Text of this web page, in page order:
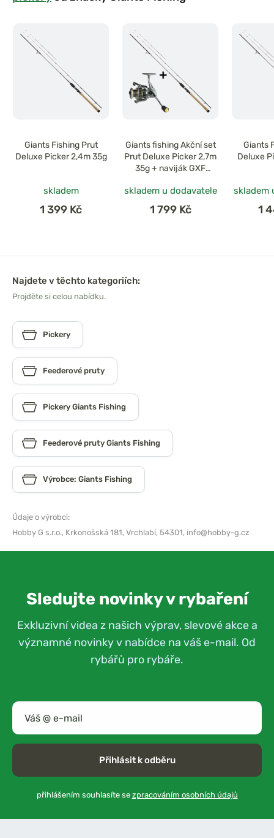
Giants Fishing Prut
Deluxe Picker 2,4m 35g
skladem
1 399 Kč
Giants fishing Akční set
Prut Deluxe Picker 2,7m
35g + naviják GXF
skladem u dodavatele
1 799 Kč
Giants
Deluxe
skladem
1
Najdete v těchto kategoriích:
Projděte si celou nabídku.
Pickery
Feederové pruty
Pickery Giants Fishing
Feederové pruty Giants Fishing
Výrobce: Giants Fishing
Údaje o výrobci:
Hobby G s.r.o., Krkonošská 181, Vrchlabí, 54301, info@hobby-g.cz
Sledujte novinky v rybaření
Exkluzivní videa z našich výprav, slevové akce a
významné novinky v nabídce na váš e-mail. Od
rybářů pro rybáře.
Přihlásit k odběru
přihlášením souhlasíte se zpracováním osobních údajů